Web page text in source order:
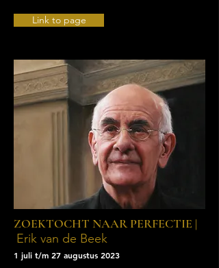
Link to page
ZOEKTOCHT NAAR PERFECTIE |
Erik van de Beek
1 juli t/m 27 augustus 2023